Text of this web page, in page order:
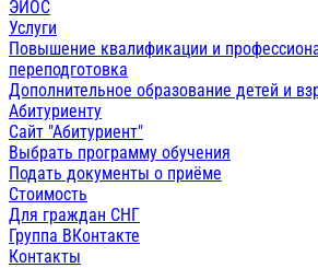
ЭИОС
Услуги
Повышение квалификации и
переподготовка
Дополнительное образование детей и
Абитуриенту
Сайт "Абитуриент"
Выбрать программу обучения
Подать документы о приёме
Стоимость
Для граждан СНГ
Группа ВКонтакте
Контакты